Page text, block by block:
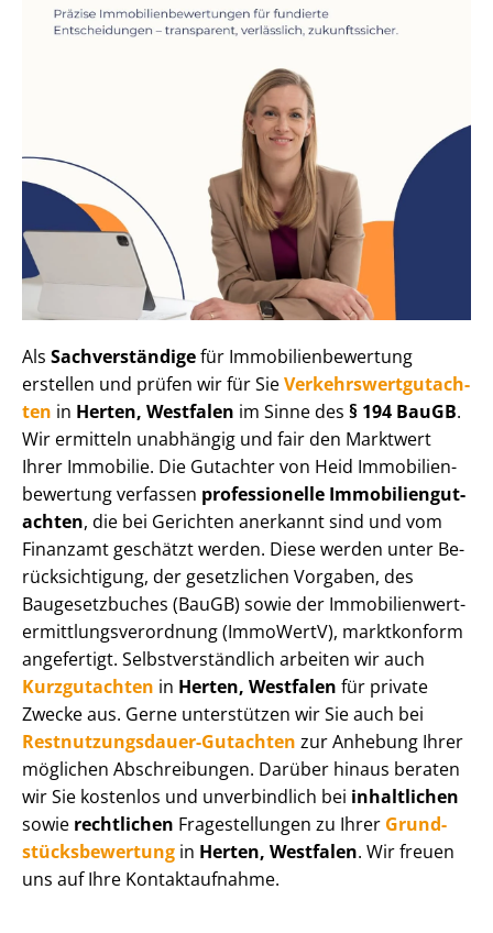
Als Sachverständigefür Im­mo­bi­li­en­be­wer­tung
erstellen und prüfen wir für SieVer­kehrs­wert­gut­ach­
ten in Herten, Westfalen im Sinne des § 194 BauGB.
Wir ermitteln unabhängig und fair den Marktwert
Ihrer Immobilie. Die Gutachter von Heid Im­mo­bi­li­en­
be­wer­tung verfassen professionelle Im­mo­bi­li­en­gut­
ach­ten, die bei Gerichten anerkannt sind und vom
Finanzamt geschätzt werden. Diese werden unter Be­
rück­sich­ti­gung, der gesetzlichen Vorgaben, des
Baugesetzbuches (BauGB) sowie der Im­mo­bi­li­en­wert­
ermitt­lungs­ver­ord­nung (ImmoWertV), marktkonform
angefertigt. Selbst­ver­ständ­lich arbeiten wir auch
Kurzgutachten in Herten, Westfalen für private
Zwecke aus. Gerne unterstützen wir Sie auch bei
Rest­nut­zungs­dau­er-Gutachten zur Anhebung Ihrer
möglichen Abschreibungen. Darüber hinaus beraten
wir Sie kostenlos und unverbindlich bei inhaltlichen
sowie rechtlichen Fragestellungen zu Ihrer Grund­
stücks­be­wer­tung in Herten, Westfalen. Wir freuen
uns auf Ihre Kontaktaufnahme.